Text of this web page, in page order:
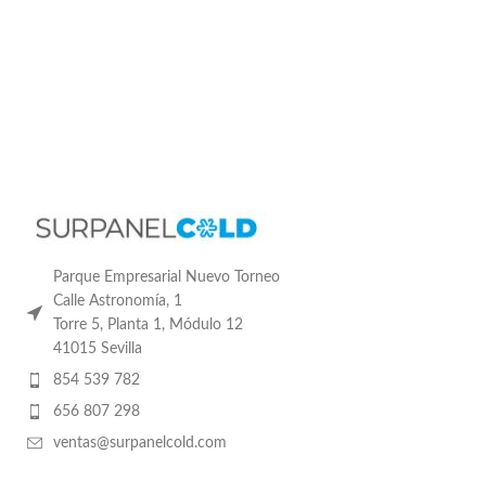
Parque Empresarial Nuevo Torneo
Calle Astronomía, 1
Torre 5, Planta 1, Módulo 12
41015 Sevilla
854 539 782
656 807 298
ventas@surpanelcold.com